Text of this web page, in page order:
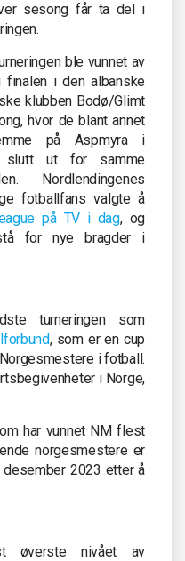
sesong får ta del i
ble vunnet av
finalen i den albanske
klubben Bodø/Glimt
hvor de blant annet
på Aspmyra i
slutt ut for samme
Nordlendingenes
fotballfans valgte å
på TV i dag, og
for nye bragder i
turneringen som
, som er en cup
i fotball.
i Norge,
har vunnet NM flest
norgesmestere er
2023 etter å
nivået av